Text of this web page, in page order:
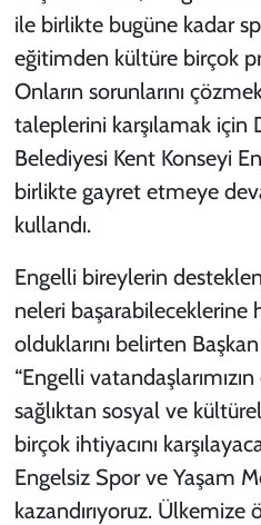
ile birlikte bugüne kadar
eğitimden kültüre birçok
Onların sorunlarını
taleplerini karşılamak için
Belediyesi Kent Konseyi
birlikte gayret etmeye
kullandı.
Engelli bireylerin
neleri başarabileceklerine
olduklarını belirten
“Engelli
sağlıktan sosyal ve
birçok ihtiyacını
Engelsiz Spor ve Yaşam
kazandırıyoruz. Ülkemize